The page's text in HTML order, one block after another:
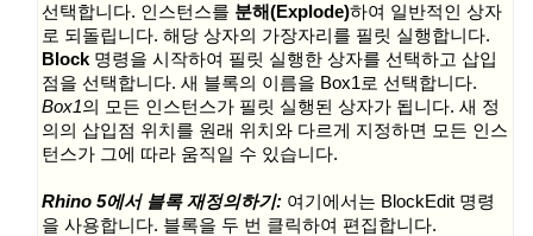
선택합니다. 인스턴스를 분해(Explode)하여 일반적인 상자
로 되돌립니다. 해당 상자의 가장자리를 필릿 실행합니다.
Block명령을 시작하여 필릿 실행한 상자를 선택하고 삽입
점을 선택합니다. 새 블록의 이름을 Box1로 선택합니다.
Box1의 모든 인스턴스가 필릿 실행된 상자가 됩니다. 새 정
의의 삽입점 위치를 원래 위치와 다르게 지정하면 모든 인스
턴스가 그에 따라 움직일 수 있습니다.
Rhino 5에서 블록 재정의하기:여기에서는 BlockEdit 명령
을 사용합니다. 블록을 두 번 클릭하여 편집합니다.